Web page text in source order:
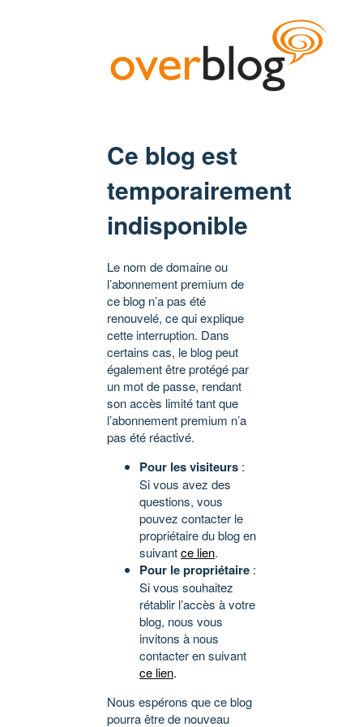
Ce blog est
temporairement
indisponible
Le nom de domaine ou
l’abonnement premium de
ce blog n’a pas été
renouvelé, ce qui explique
cette interruption. Dans
certains cas, le blog peut
également être protégé par
un mot de passe, rendant
son accès limité tant que
l’abonnement premium n’a
pas été réactivé.
Pour les visiteurs :
Si vous avez des
questions, vous
pouvez contacter le
propriétaire du blog en
suivantce lien.
Pour le propriétaire :
Si vous souhaitez
rétablir l’accès à votre
blog, nous vous
invitons à nous
contacter en suivant
ce lien.
Nous espérons que ce blog
pourra être de nouveau